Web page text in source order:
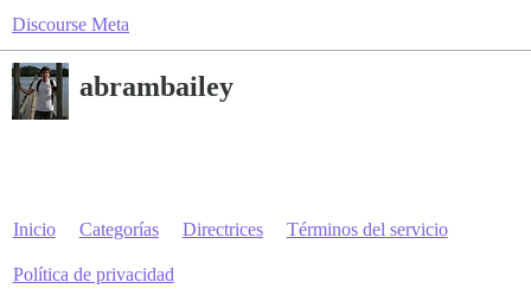
Discourse Meta
abrambailey
Inicio Categorías Directrices Términos del servicio
Política de privacidad